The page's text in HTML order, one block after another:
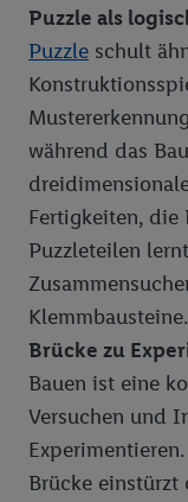
Puzzle als
Puzzle schult
während das
Fertigkeiten, die
Puzzleteilen
Klemmbausteine.
Brücke zu
Bauen ist eine
Versuchen und
Brücke einstürzt